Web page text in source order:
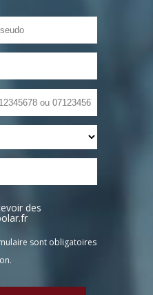
des
sont obligatoires